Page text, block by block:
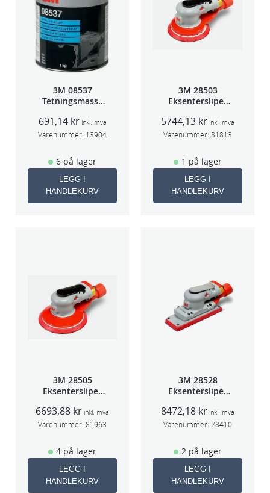
3M 08537
Tetningsmasse
691,14 kr inkl. mva
Varenummer: 13904
6 på lager
LEGG I
HANDLEKURV
3M 28503
Eksentersliper
5mm slag
75mm
5744,13 kr inkl. mva
Varenummer: 81813
1 på lager
LEGG I
HANDLEKURV
3M 28505
Eksentersliper
2,5mm slag
75mm
6693,88 kr inkl. mva
Varenummer: 81963
4 på lager
LEGG I
HANDLEKURV
3M 28528
Eksentersliper
3mm slag
70×198
8472,18 kr inkl. mva
Varenummer: 78410
2 på lager
LEGG I
HANDLEKURV